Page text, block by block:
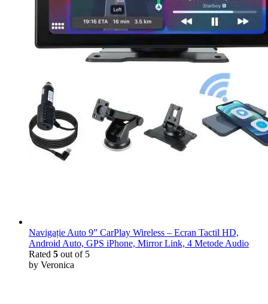
Navigație Auto 9” CarPlay Wireless – Ecran Tactil HD,
Android Auto, GPS iPhone, Mirror Link, 4 Metode Audio
Rated 5 out of 5
by Veronica